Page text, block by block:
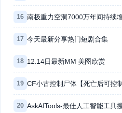
16
17 今天最新分享热门短剧合集
18 12.14日最新MM 美图欣赏
19 CF小古控制尸体【死亡后可控
20 AskAITools-最佳人工智能工具